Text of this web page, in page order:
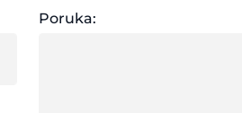
Poruka: